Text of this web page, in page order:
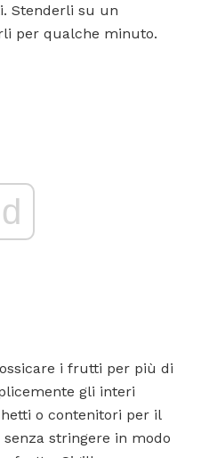
Stenderli su un
per qualche minuto.
i frutti per più di
gli interi
o contenitori per il
stringere in modo